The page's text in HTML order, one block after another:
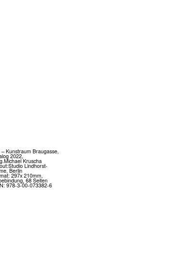
– Kunstraum Braugasse,
2022,
Kruscha
Lindhorst-
Berlin
297x 210mm,
68 Seiten
978-3-00-073382-6